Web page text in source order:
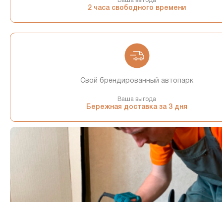
2 часа свободного времени
Свой брендированный автопарк
Ваша выгода
Бережная доставка за 3 дня